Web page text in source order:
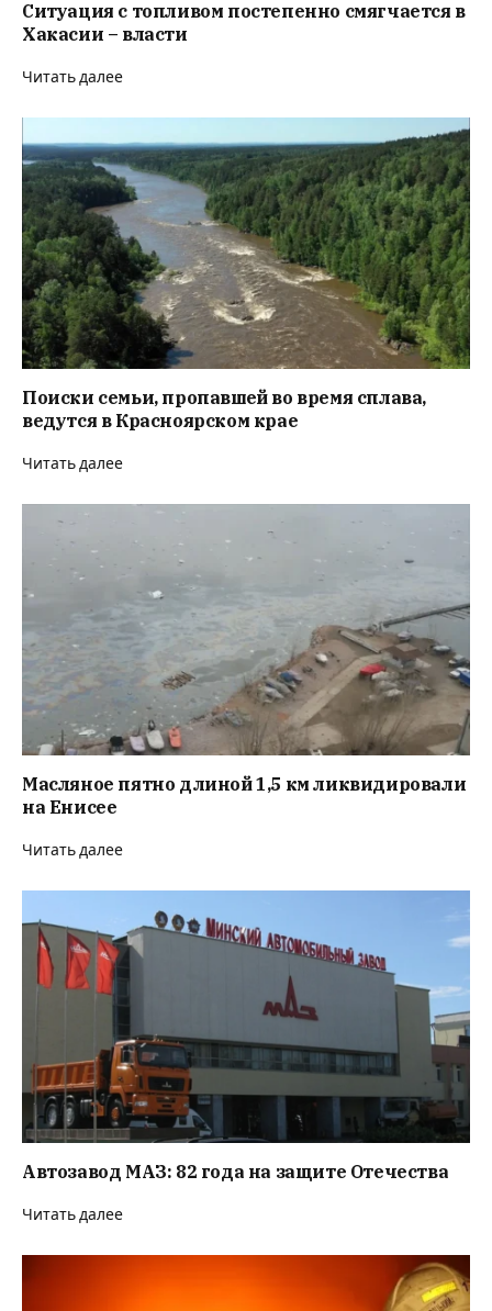
Ситуация с топливом постепенно смягчается в
Хакасии – власти
Читать далее
Поиски семьи, пропавшей во время сплава,
ведутся в Красноярском крае
Читать далее
Масляное пятно длиной 1,5 км ликвидировали
на Енисее
Читать далее
Автозавод МАЗ: 82 года на защите Отечества
Читать далее